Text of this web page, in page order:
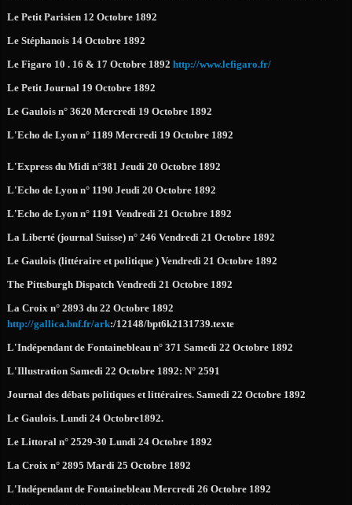
Le Petit Parisien 12 Octobre 1892
Le Stéphanois 14 Octobre 1892
Le Figaro 10 . 16 & 17 Octobre 1892 http://www.lefigaro.fr/
Le Petit Journal 19 Octobre 1892
Le Gaulois n° 3620 Mercredi 19 Octobre 1892
L'Echo de Lyon n° 1189 Mercredi 19 Octobre 1892
L'Express du Midi n°381 Jeudi 20 Octobre 1892
L'Echo de Lyon n° 1190 Jeudi 20 Octobre 1892
L'Echo de Lyon n° 1191 Vendredi 21 Octobre 1892
La Liberté (journal Suisse) n° 246 Vendredi 21 Octobre 1892
Le Gaulois (littéraire et politique ) Vendredi 21 Octobre 1892
The Pittsburgh Dispatch Vendredi 21 Octobre 1892
La Croix n° 2893 du 22 Octobre 1892
http://gallica.bnf.fr/ark:/12148/bpt6k2131739.texte
L'Indépendant de Fontainebleau n° 371 Samedi 22 Octobre 1892
L'Illustration Samedi 22 Octobre 1892: N° 2591
Journal des débats politiques et littéraires. Samedi 22 Octobre 1892
Le Gaulois. Lundi 24 Octobre1892.
Le Littoral n° 2529-30 Lundi 24 Octobre 1892
La Croix n° 2895 Mardi 25 Octobre 1892
L'Indépendant de Fontainebleau Mercredi 26 Octobre 1892